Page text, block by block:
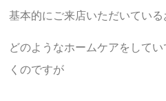
基本的にご来店いただいている
どのようなホームケアをして
くのですが